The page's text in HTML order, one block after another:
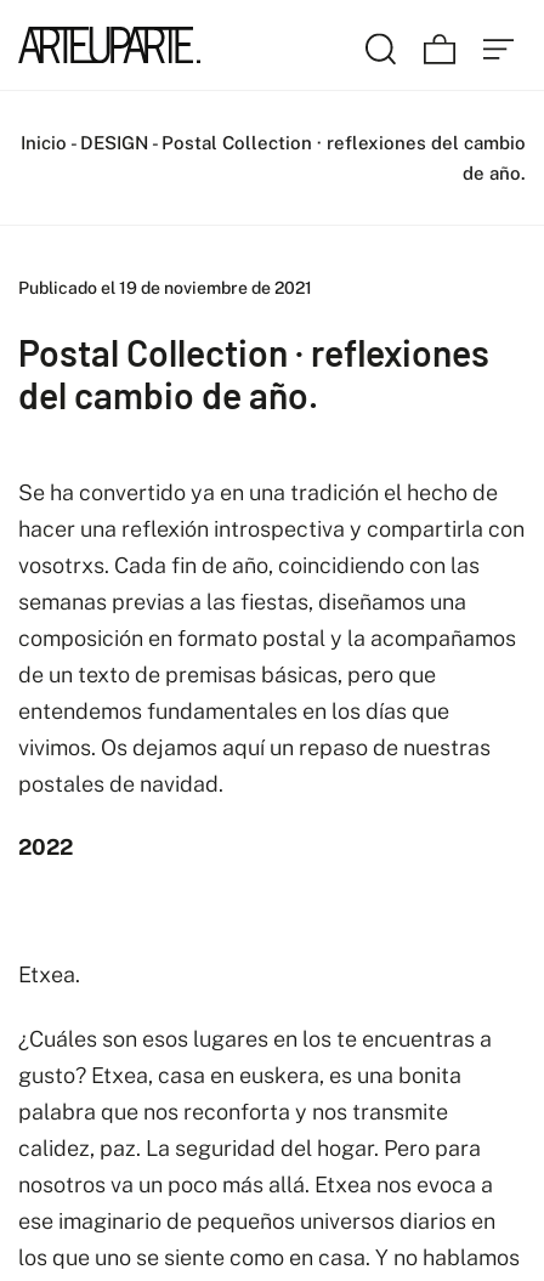
Inicio - DESIGN - Postal Collection · reflexiones del cambio
de año.
Publicado el 19 de noviembre de 2021
Postal Collection · reflexiones
del cambio de año.
Se ha convertido ya en una tradición el hecho de
hacer una reflexión introspectiva y compartirla con
vosotrxs. Cada fin de año, coincidiendo con las
semanas previas a las fiestas, diseñamos una
composición en formato postal y la acompañamos
de un texto de premisas básicas, pero que
entendemos fundamentales en los días que
vivimos. Os dejamos aquí un repaso de nuestras
postales de navidad.
2022
Etxea.
¿Cuáles son esos lugares en los te encuentras a
gusto? Etxea, casa en euskera, es una bonita
palabra que nos reconforta y nos transmite
calidez, paz. La seguridad del hogar. Pero para
nosotros va un poco más allá. Etxea nos evoca a
ese imaginario de pequeños universos diarios en
los que uno se siente como en casa. Y no hablamos